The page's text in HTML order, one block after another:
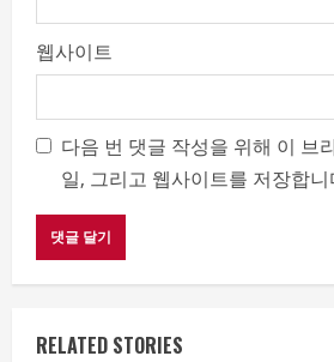
웹사이트
다음 번 댓글 작성을 위해 이 브
일, 그리고 웹사이트를 저장합니
RELATED STORIES